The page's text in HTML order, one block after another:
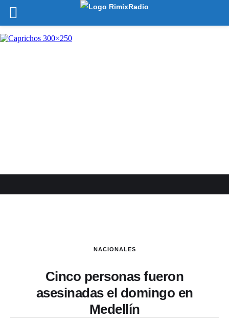
NACIONALES
Cinco personas fueron
asesinadas el domingo en
Medellín